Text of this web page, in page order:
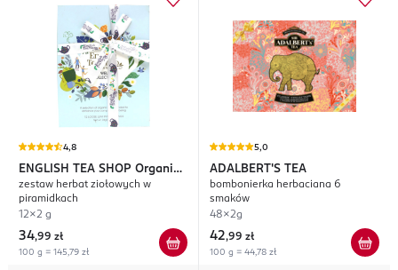
4,8
ENGLISH TEA SHOP Organic
Your Wellness Collection
zestaw herbat ziołowych w
piramidkach
12x2 g
34,99 zł
100 g = 145,79 zł
5,0
ADALBERT'S TEA
bombonierka herbaciana 6
smaków
48x2g
42,99 zł
100 g = 44,78 zł